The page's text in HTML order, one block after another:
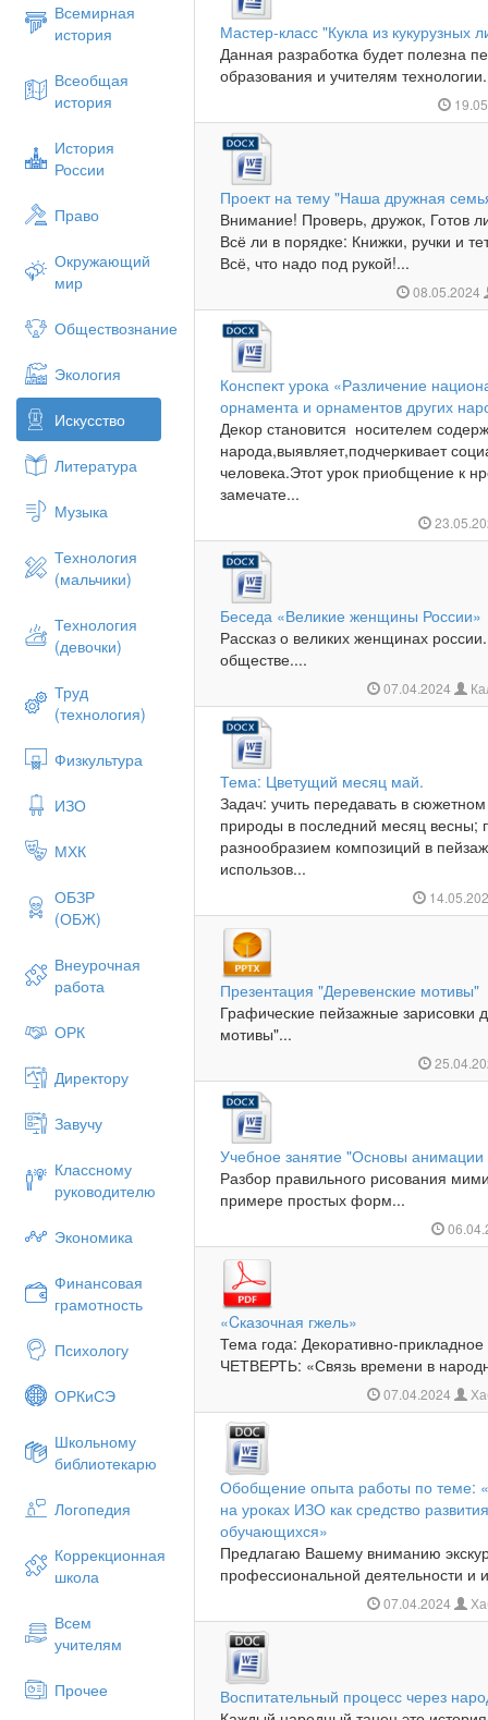
Всемирная
история
Всеобщая
история
История
России
Право
Окружающий
мир
Обществознание
Экология
Искусство
Литература
Музыка
Технология
(мальчики)
Технология
(девочки)
Труд
(технология)
Физкультура
ИЗО
МХК
ОБЗР
(ОБЖ)
Внеурочная
работа
ОРК
Директору
Завучу
Классному
руководителю
Экономика
Финансовая
грамотность
Психологу
ОРКиСЭ
Школьному
библиотекарю
Логопедия
Коррекционная
школа
Всем
учителям
Прочее
Мастер-класс "Кукла из кукурузных
Данная разработка будет полезна
образования и учителям
Проект на тему "Наша дружная
Внимание! Проверь, дружок, Готов
Всё ли в порядке: Книжки, ручки и
Всё, что надо под рукой!...
08.05.2024
Конспект урока «Различение
орнамента и орнаментов других
Декор становится носителем
народа,выявляет,подчеркивает
человека.Этот урок приобщение к
замечате...
Беседа «Великие женщины России»
Рассказ о великих женщинах
обществе....
07.04.2024
Тема: Цветущий месяц май.
Задач: учить передавать в
природы в последний месяц весны;
разнообразием композиций в
использов...
Презентация "Деревенские мотивы"
Графические пейзажные зарисовки
мотивы"...
Учебное занятие "Основы
Разбор правильного рисования
примере простых форм...
«Cказочная гжель»
Тема года: Декоративно-прикладное
ЧЕТВЕРТЬ: «Связь времени в
07.04.2024
Обобщение опыта работы по теме:
на уроках ИЗО как средство
обучающихся»
Предлагаю Вашему вниманию
профессиональной деятельности и
07.04.2024
Воспитательный процесс через